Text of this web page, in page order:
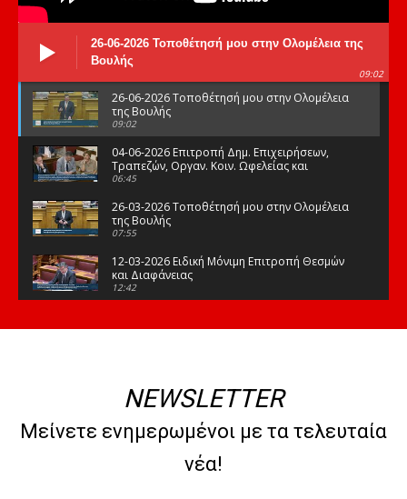
26-06-2026 Τοποθέτησή μου στην Ολομέλεια της
Βουλής
09:02
26-06-2026 Τοποθέτησή μου στην Ολομέλεια
της Βουλής
09:02
04-06-2026 Επιτροπή Δημ. Επιχειρήσεων,
Τραπεζών, Οργαν. Κοιν. Ωφελείας και
Φορέων Κοινων. Ασφάλισης
06:45
26-03-2026 Τοποθέτησή μου στην Ολομέλεια
της Βουλής
07:55
12-03-2026 Ειδική Μόνιμη Επιτροπή Θεσμών
και Διαφάνειας
12:42
της Βουλής
08:47
10-02-2026 Διαρκής Επιτροπή Μορφωτικών
Υποθέσεων
NEWSLETTER
Μείνετε ενημερωμένοι με τα τελευταία
νέα!